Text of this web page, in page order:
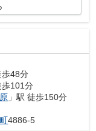
歩48分
歩101分
」駅 徒歩150分
4886-5